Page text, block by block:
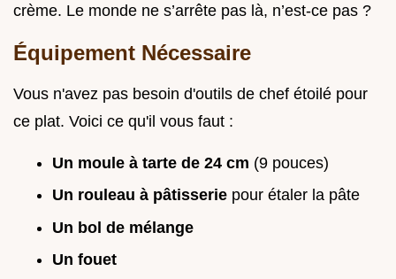
crème. Le monde ne s’arrête pas là, n’est-ce pas ?
Équipement Nécessaire
Vous n'avez pas besoin d'outils de chef étoilé pour
ce plat. Voici ce qu'il vous faut :
Un moule à tarte de 24 cm (9 pouces)
Un rouleau à pâtisserie pour étaler la pâte
Un bol de mélange
Un fouet